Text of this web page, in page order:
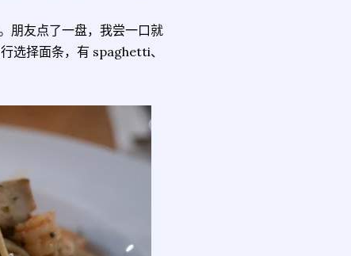
朋友点了一盘，我尝一口就
选择面条，有 spaghetti、